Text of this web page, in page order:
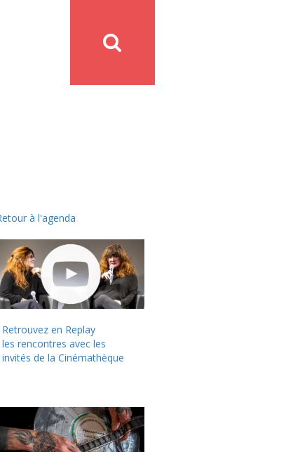
à l'agenda
Retrouvez en Replay
les rencontres avec les
invités de la Cinémathèque